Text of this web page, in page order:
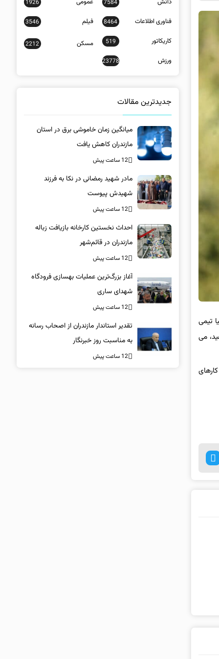
تیمی
می
7584
1926
فناوری اطلاعات 8464 فیلم 3546
کاریکاتور 519 مسکن 2212
ورزش 23778
جدیدترین مقالات
میانگین زمان خاموشی برق در استان
مازندران کاهش یافت
12 ساعت پیش
مادر شهید رمضانی در نکا به فرزند
شهیدش پیوست
12 ساعت پیش
احداث نخستین کارخانه بازیافت زباله
مازندران در قائم‌شهر
12 ساعت پیش
آغاز بزرگ‌ترین عملیات بهسازی فرودگاه
شهدای ساری
12 ساعت پیش
تقدیر استاندار مازندران از اصحاب رسانه
به مناسبت روز خبرنگار
12 ساعت پیش